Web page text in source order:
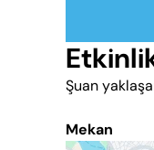
Şuan
Mekan